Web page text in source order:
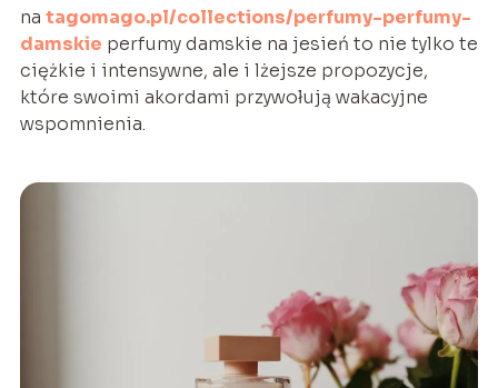
na tagomago.pl/collections/perfumy-perfumy-
damskie perfumy damskie na jesień to nie tylko te
ciężkie i intensywne, ale i lżejsze propozycje,
które swoimi akordami przywołują wakacyjne
wspomnienia.